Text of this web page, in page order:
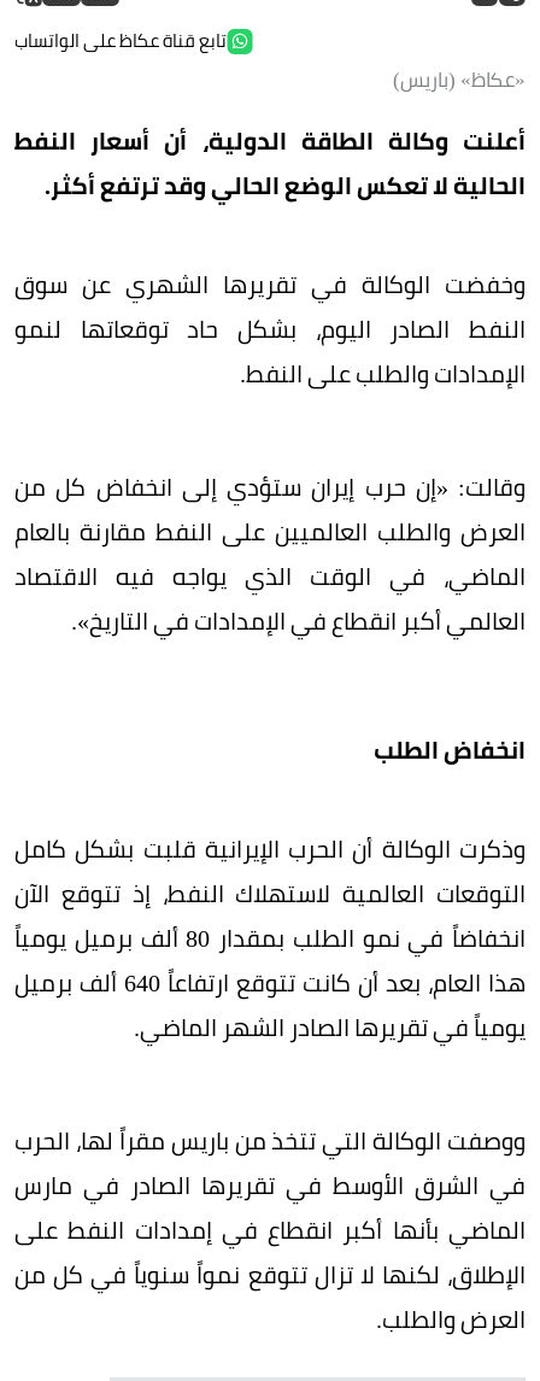
تابع قناة عكاظ على الواتساب
«عكاظ» (باريس)
أعلنت وكالة الطاقة الدولية، أن أسعار النفط
الحالية لا تعكس الوضع الحالي وقد ترتفع أكثر.
وخفضت الوكالة في تقريرها الشهري عن سوق
النفط الصادر اليوم، بشكل حاد توقعاتها لنمو
الإمدادات والطلب على النفط.
وقالت: «إن حرب إيران ستؤدي إلى انخفاض كل من
العرض والطلب العالميين على النفط مقارنة بالعام
الماضي، في الوقت الذي يواجه فيه الاقتصاد
العالمي أكبر انقطاع في الإمدادات في التاريخ».
انخفاض الطلب
وذكرت الوكالة أن الحرب الإيرانية قلبت بشكل كامل
التوقعات العالمية لاستهلاك النفط، إذ تتوقع الآن
انخفاضاً في نمو الطلب بمقدار 80 ألف برميل يومياً
هذا العام، بعد أن كانت تتوقع ارتفاعاً 640 ألف برميل
يومياً في تقريرها الصادر الشهر الماضي.
ووصفت الوكالة التي تتخذ من باريس مقراً لها، الحرب
في الشرق الأوسط في تقريرها الصادر في مارس
الماضي بأنها أكبر انقطاع في إمدادات النفط على
الإطلاق، لكنها لا تزال تتوقع نمواً سنوياً في كل من
العرض والطلب.